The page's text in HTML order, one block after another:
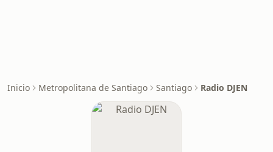
Inicio Metropolitana de Santiago Santiago Radio DJEN